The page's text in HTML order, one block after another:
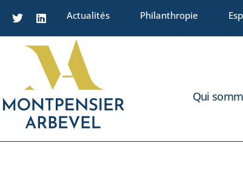
Actualités Philanthropie
Qui